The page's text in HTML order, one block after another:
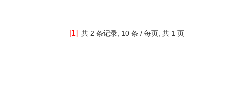
[1] 共 2 条记录, 10 条 / 每页, 共 1 页